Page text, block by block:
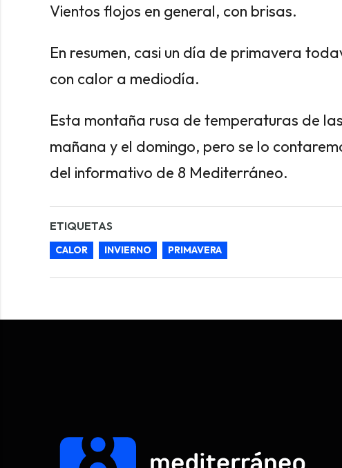
Vientos flojos en general, con brisas.
En resumen, casi un día de primavera
con calor a mediodía.
Esta montaña rusa de temperaturas de
mañana y el domingo, pero se lo
del informativo de 8 Mediterráneo.
ETIQUETAS
CALOR INVIERNO PRIMAVERA